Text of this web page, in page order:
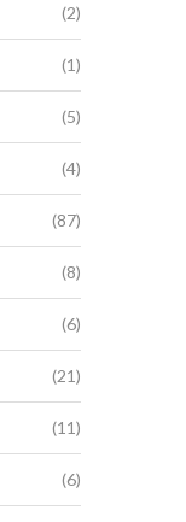
(2)
(1)
(5)
(4)
(87)
(8)
(6)
(21)
(11)
(6)